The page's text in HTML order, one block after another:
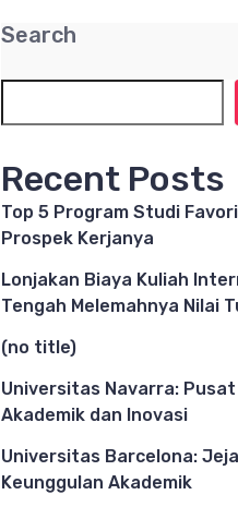
Search
Recent Posts
Top 5 Program Studi
Prospek Kerjanya
Lonjakan Biaya Kuliah
Tengah Melemahnya Nilai
(no title)
Universitas Navarra:
Akademik dan Inovasi
Universitas Barcelona:
Keunggulan Akademik